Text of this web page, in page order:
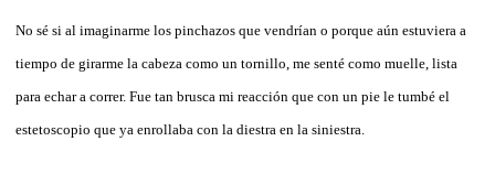
No sé si al imaginarme los pinchazos que vendrían o porque aún estuviera a
tiempo de girarme la cabeza como un tornillo, me senté como muelle, lista
para echar a correr. Fue tan brusca mi reacción que con un pie le tumbé el
estetoscopio que ya enrollaba con la diestra en la siniestra.